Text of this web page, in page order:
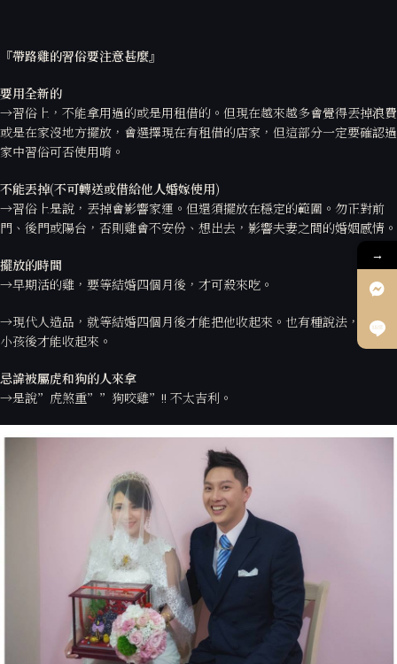
『帶路雞的習俗要注意甚麼』
要用全新的
→習俗上，不能拿用過的或是用租借的。但現在越來越多會覺得丟掉浪費
或是在家沒地方擺放，會選擇現在有租借的店家，但這部分一定要確認過
家中習俗可否使用唷。
不能丟掉(不可轉送或借給他人婚嫁使用)
→習俗上是說，丟掉會影響家運。但還須擺放在穩定的範圍。勿正對前
門、後門或陽台，否則雞會不安份、想出去，影響夫妻之間的婚姻感情。
擺放的時間
→早期活的雞，要等結婚四個月後，才可殺來吃。
→現代人造品，就等結婚四個月後才能把他收起來。也有種說法，要等生
小孩後才能收起來。
忌諱被屬虎和狗的人來拿
→是說”虎煞重””狗咬雞”!! 不太吉利。
→